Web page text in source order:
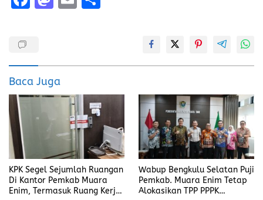
o
o
k
d
o
Baca Juga
KPK Segel Sejumlah Ruangan
Di Kantor Pemkab Muara
Enim, Termasuk Ruang Kerja
Wabup Bengkulu Selatan Puji
Pemkab. Muara Enim Tetap
Alokasikan TPP PPPK